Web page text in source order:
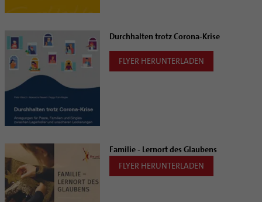
Durchhalten trotz Corona-Krise
FLYER HERUNTERLADEN
Familie - Lernort des Glaubens
FLYER HERUNTERLADEN